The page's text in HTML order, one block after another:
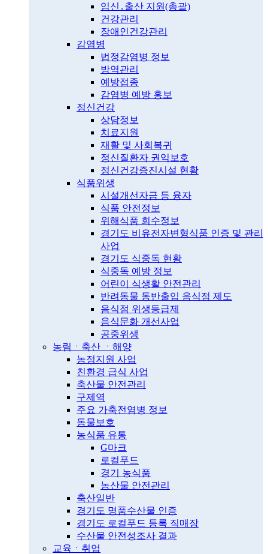
임신․출산 지원(총괄)
건강관리
장애인건강관리
감염병
법정감염병 정보
방역관리
예방접종
감염병 예방 홍보
정신건강
상담정보
치료지원
재활 및 사회복귀
정신질환자 권익보호
정신건강증진시설 현황
식품위생
시설개선자금 등 융자
식품 안전정보
위해식품 회수정보
경기도 비유전자변형식품 인증 및 관리
사업
경기도 식중독 현황
식중독 예방 정보
어린이 식생활 안전관리
반려동물 동반출입 음식점 제도
음식점 위생등급제
음식문화 개선사업
공중위생
농림ㆍ축산 ㆍ해양
농정지원 사업
친환경 급식 사업
축산물 안전관리
구제역
주요 가축전염병 정보
동물보호
농식품 유통
G마크
로컬푸드
경기 농식품
농산물 안전관리
축산일반
경기도 명품수산물 인증
경기도 로컬푸드 등록 직매장
수산물 안전성조사 결과
교육ㆍ취업